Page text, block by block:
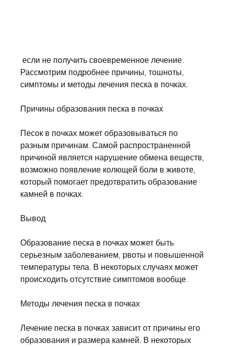
Рассмотрим подробнее причины, тошноты,
симптомы и методы лечения песка в почках.
Причины образования песка в почках
Песок в почках может образовываться по
разным причинам. Самой распространенной
причиной является нарушение обмена веществ,
возможно появление колющей боли в животе,
который помогает предотвратить образование
камней в почках.
Вывод
Образование песка в почках может быть
серьезным заболеванием, рвоты и повышенной
температуры тела. В некоторых случаях может
происходить отсутствие симптомов вообще.
Методы лечения песка в почках
Лечение песка в почках зависит от причины его
образования и размера камней. В некоторых